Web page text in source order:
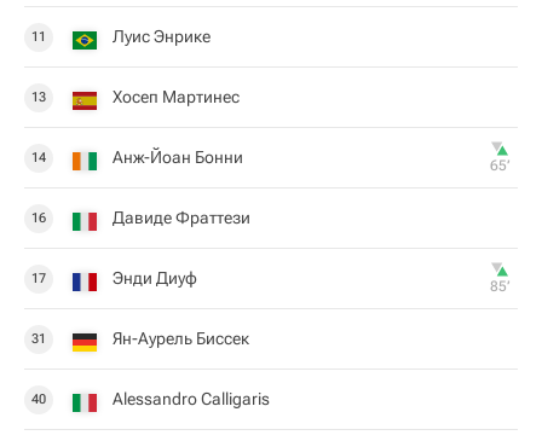
11 Луис Энрике
13 Хосеп Мартинес
14 Анж-Йоан Бонни 65‎’‎
16 Давиде Фраттези
17 Энди Диуф 85‎’‎
31 Ян-Аурель Биссек
40 Alessandro Calligaris